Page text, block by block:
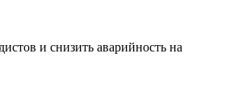
и снизить аварийность на